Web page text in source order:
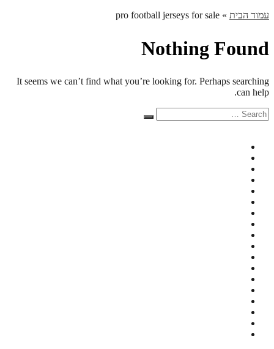
עמוד הבית »
pro football jerseys for sale
Nothing Found
It seems we can’t find what you’re looking for. Perhaps searching
can help.
Search
for:
Search